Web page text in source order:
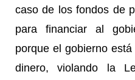
caso de los fondos de
para financiar al
porque el gobierno
dinero, violando la